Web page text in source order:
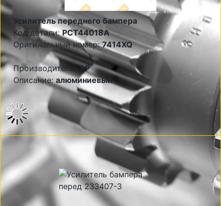
Усилитель переднего бампера
Код детали:PCT44018A
Оригинальный номер:7414XQ
Производитель:AP
Описание:алюминиевый